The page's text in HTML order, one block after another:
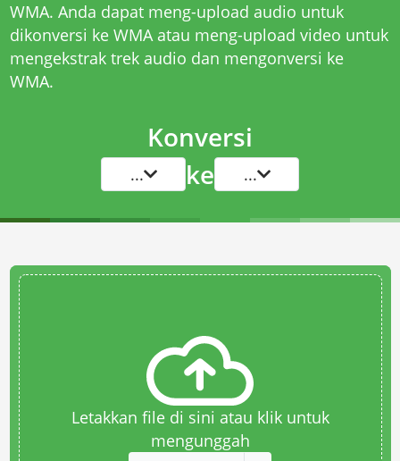
WMA. Anda dapat meng-upload audio untuk
dikonversi ke WMA atau meng-upload video untuk
mengekstrak trek audio dan mengonversi ke
WMA.
Konversi
... ke ...
Letakkan file di sini atau klik untuk
mengunggah